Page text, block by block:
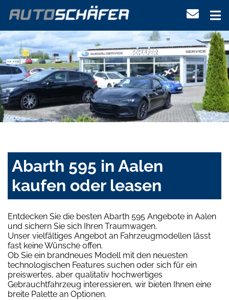
Abarth 595 in Aalen
kaufen oder leasen
Entdecken Sie die besten Abarth 595 Angebote in Aalen
und sichern Sie sich Ihren Traumwagen.
Unser vielfältiges Angebot an Fahrzeugmodellen lässt
fast keine Wünsche offen.
Ob Sie ein brandneues Modell mit den neuesten
technologischen Features suchen oder sich für ein
preiswertes, aber qualitativ hochwertiges
Gebrauchtfahrzeug interessieren, wir bieten Ihnen eine
breite Palette an Optionen.